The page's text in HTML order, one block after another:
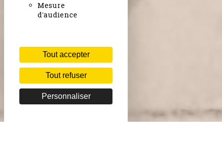
Mesure
d'audience
Tout accepter
Tout refuser
Personnaliser